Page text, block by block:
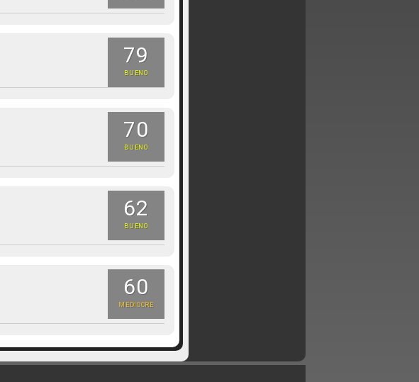
79
BUENO
70
BUENO
62
BUENO
60
MEDIOCRE